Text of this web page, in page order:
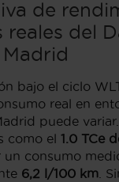
de
reales del
bajo el ciclo
real en
puede
como el 1.0 TCe
un consumo
6,2 l/100 km .